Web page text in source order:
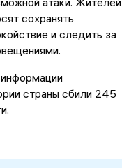
сохранять
и следить за
страны сбили 245